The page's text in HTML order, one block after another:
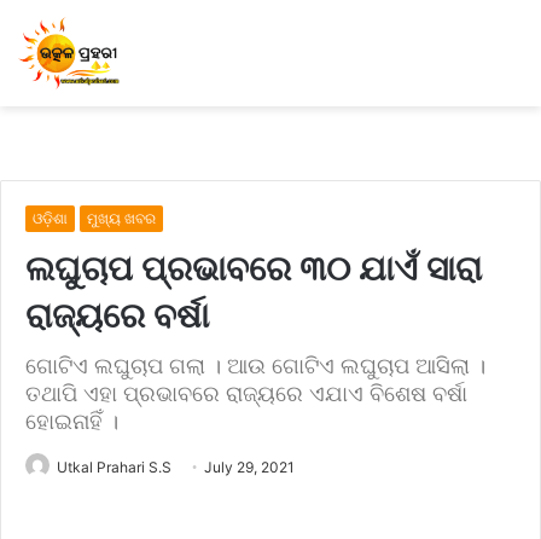
ଓଡ଼ିଶା ମୁଖ୍ୟ ଖବର
ଲଘୁଚାପ ପ୍ରଭାବରେ ୩୦ ଯାଏଁ ସାରା
ରାଜ୍ୟରେ ବର୍ଷା
ଗୋଟିଏ ଲଘୁଚାପ ଗଲା । ଆଉ ଗୋଟିଏ ଲଘୁଚାପ ଆସିଲା ।
ତଥାପି ଏହା ପ୍ରଭାବରେ ରାଜ୍ୟରେ ଏଯାଏ ବିଶେଷ ବର୍ଷା
ହୋଇନାହିଁ ।
Utkal Prahari S.S July 29, 2021